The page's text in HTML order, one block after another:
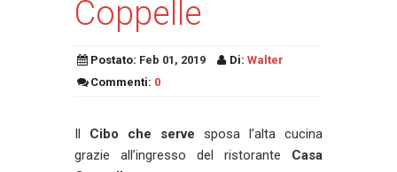
Coppelle
Postato: Feb 01, 2019 Di: Walter
Commenti: 0
Il Cibo che serve sposa l’alta cucina
grazie all’ingresso del ristorante Casa